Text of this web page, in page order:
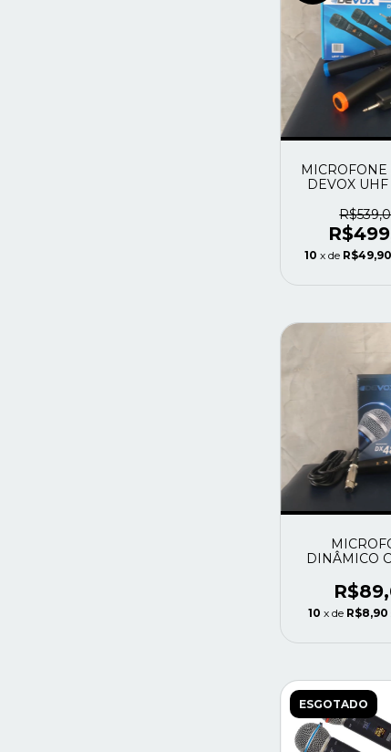
MICROFONE
DEVOX
10 x de R$49,90
DINÂMICO
10 x de R$8,90
ESGOTADO